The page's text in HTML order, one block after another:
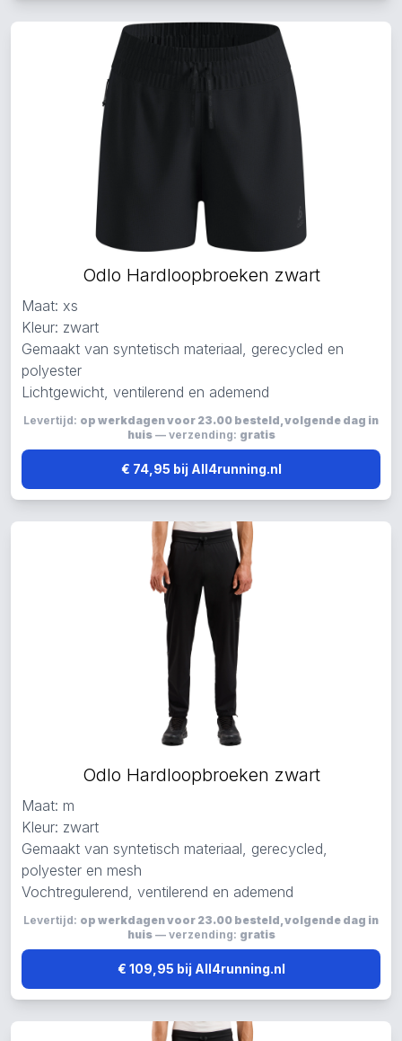
Odlo Hardloopbroeken zwart
Maat: xs
Kleur: zwart
Gemaakt van syntetisch materiaal, gerecycled en
polyester
Lichtgewicht, ventilerend en ademend
Levertijd: op werkdagen voor 23.00 besteld, volgende dag in
huis— verzending: gratis
€ 74,95 bij All4running.nl
Odlo Hardloopbroeken zwart
Maat: m
Kleur: zwart
Gemaakt van syntetisch materiaal, gerecycled,
polyester en mesh
Vochtregulerend, ventilerend en ademend
Levertijd: op werkdagen voor 23.00 besteld, volgende dag in
huis— verzending: gratis
€ 109,95 bij All4running.nl